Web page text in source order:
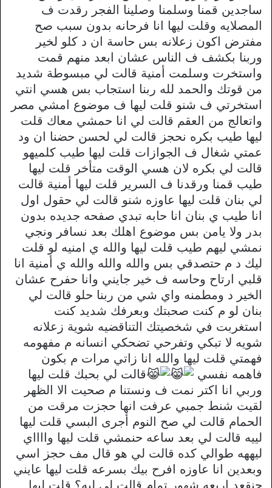
ساجدين قمنا وسلمنا وصلينا الفجر رقدت ف
المصلايه وقلت ليها انا فرحانه بدون سبب صح
مفترض اكون زعلانه بس حاسة ان د كلو لخير
وربنا بكشف ف الناس عشان ابعد منهم قمت
واستخرت وسلمت أمنية قالت لي مبسوطة شديد
من قوتك والحمد لله ربنا استجاب بس هسي انتي
استخرتي ف شنو قلت ليها ف موضوع امشي مصر
واتعالج من العقم قالت لي انا حمشي معاك قلت
ليها طيب بكره نحجز قالت لي لحسن حضنا ان ود
عمتي شغال ف الجوازات قلت ليها طيب كلميهو
قالت لي بكره لان هسي الوقت متأخر قلت ليها
طيب قمنا ورقدنا ف السرير قلت ليها أمنية قالت
لي بنان قلت ليها عاوزه شنو قالت لي حقول اول
انا طيب ي بنان انا حابه تبدي صفحه جديده بدون
بدر ولا يامن بس موضوع اهلك بعد نسافر ونجي
نمشي ليهم طيب قلت ليها والله ي امنيه لو قلت
ليك د م حتصدقي بس والله والله والله ي أمنية انا
قلبي ارتاح وحاسه ف خير جايني وانا حفرح عشان
الخير د ومطمنه واي شي من ربنا حلو قالت لي
بنان لو م كنت صحبتك وبعرفك شديد كنت
استغربت في شخصيتك التناقضيه شوية زعلانه
شويه لا تبكي وتفرحي تضحكي انسانه م مفهومه
فهمتي قلت ليها والله انا زاتي مرات م بكون
فاهمه نفسي
قالت لي بحبك قلت ليها
وربي انا اكتر نمت ف ونستنا م صحيت الا الظهر
لقيت شنط جمبي عرفت انها حجزت مرقت من
الحمام قالت لي صح النوم أجرى البسي قلت ليها
لييه قالت لي بعد ساعه حنمشي قلت ليها وااااي
ليههه طوالي كده قالت لي هو قال مف حجز اسي
وبعدين انا عاوزه افرح بيك بسرعه قلت ليها عايني
حنقعد اربعه شهور تمام قالت لي ليه؟ قلت ليها